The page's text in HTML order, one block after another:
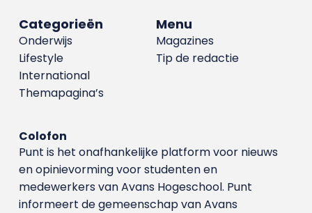
Menu
Magazines
Tip de redactie
Categorieën
Onderwijs
Lifestyle
International
Themapagina’s
Colofon
Punt is het onafhankelijke platform voor nieuws
en opinievorming voor studenten en
medewerkers van Avans Hoge­school. Punt
informeert de gemeenschap van Avans